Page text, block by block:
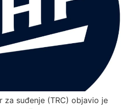
za suđenje (TRC) objavio je